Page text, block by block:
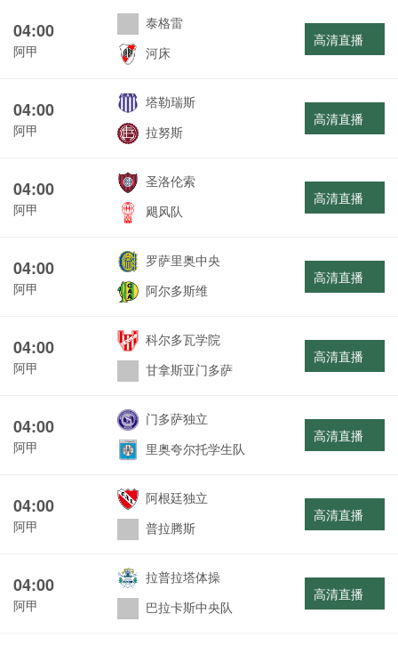
04:00
阿甲
泰格雷
河床
高清直播
04:00
阿甲
塔勒瑞斯
拉努斯
高清直播
04:00
阿甲
圣洛伦索
飓风队
高清直播
04:00
阿甲
罗萨里奥中央
阿尔多斯维
高清直播
04:00
阿甲
科尔多瓦学院
甘拿斯亚门多萨
高清直播
04:00
阿甲
门多萨独立
里奥夸尔托学生队
高清直播
04:00
阿甲
阿根廷独立
普拉腾斯
高清直播
04:00
阿甲
拉普拉塔体操
巴拉卡斯中央队
高清直播